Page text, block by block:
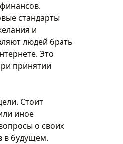
стандарты
и
людей брать
Это
принятии
Стоит
иное
о своих
в будущем.